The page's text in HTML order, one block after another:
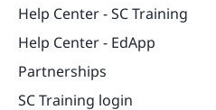
Help Center - SC Training
Help Center - EdApp
Partnerships
SC Training login